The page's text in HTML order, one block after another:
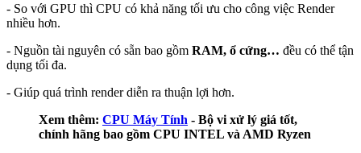
- So với GPU thì CPU có khả năng tối ưu cho công việc Render
nhiều hơn.
- Nguồn tài nguyên có sẵn bao gồm RAM, ổ cứng… đều có thể tận
dụng tối đa.
- Giúp quá trình render diễn ra thuận lợi hơn.
Xem thêm: CPU Máy Tính - Bộ vi xử lý giá tốt,
chính hãng bao gồm CPU INTEL và AMD Ryzen